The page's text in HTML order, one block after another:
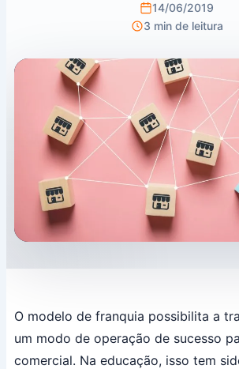
14/06/2019
3 min de leitura
O modelo de franquia possibilita a
um modo de operação de sucesso
comercial. Na educação, isso tem